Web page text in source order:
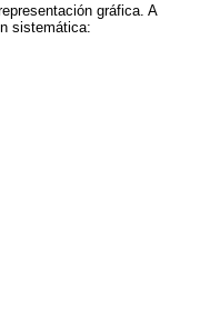
gráfica. A
sistemática: